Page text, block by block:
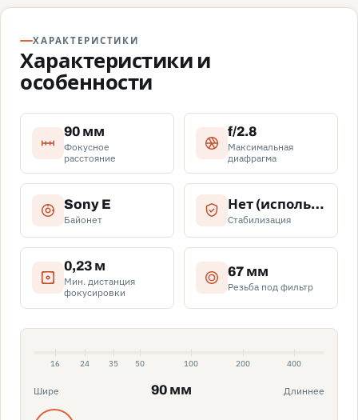
ХАРАКТЕРИСТИКИ
Характеристики и
особенности
90 мм
Фокусное
расстояние
f/2.8
Максимальная
диафрагма
Sony E
Байонет
Нет (используется стабилизация в камере при наличии)
Стабилизация
0,23 м
Мин. дистанция
фокусировки
67 мм
Резьба под фильтр
16 24 35 50 100 200 400
Шире 90 мм Длиннее